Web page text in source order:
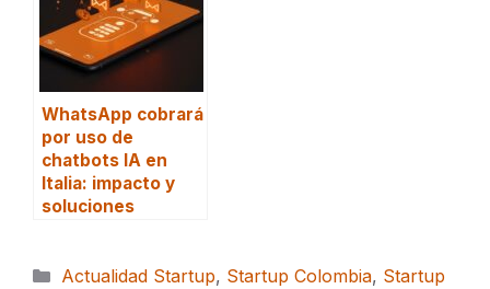
WhatsApp cobrará
por uso de
chatbots IA en
Italia: impacto y
soluciones
Categorías
Actualidad Startup, Startup Colombia, Startup